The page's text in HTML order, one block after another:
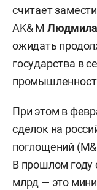
считает
AK& M Людмила
ожидать
государства в
При этом в
сделок на
поглощений
В прошлом году
млрд — это